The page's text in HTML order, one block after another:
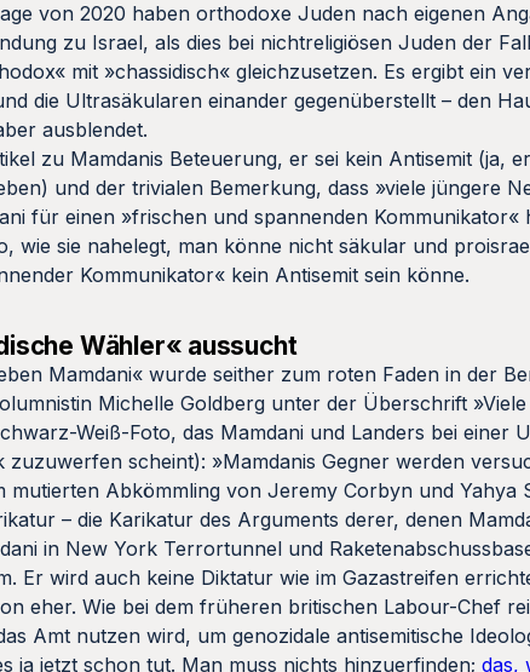
von 2020 haben orthodoxe Juden nach eigenen
zu Israel, als dies bei nichtreligiösen Juden der
mit »chassidisch« gleichzusetzen. Es ergibt ein
die Ultrasäkularen einander gegenüberstellt ­– den
ausblendet.
zu Mamdanis Beteuerung, er sei kein Antisemit (ja,
und der trivialen Bemerkung, dass »viele jüngere
für einen »frischen und spannenden Kommunikator«
wie sie nahelegt, man könne nicht säkular und
Kommunikator« kein Antisemit sein könne.
Wähler« aussucht
Mamdani« wurde seither zum roten Faden in der
Michelle Goldberg unter der Überschrift
Weiß-Foto, das Mamdani und Landers bei einer
zuzuwerfen scheint): »Mamdanis Gegner werden
mutierten Abkömmling von Jeremy Corbyn und Yahya
– die Karikatur des Arguments derer, denen
in New York Terrortunnel und
Er wird auch keine Diktatur wie im Gazastreifen
eher. Wie bei dem früheren britischen Labour-Chef
Amt nutzen wird, um genozidale antisemitische
ja jetzt schon tut. Man muss nichts hinzuerfinden;das,